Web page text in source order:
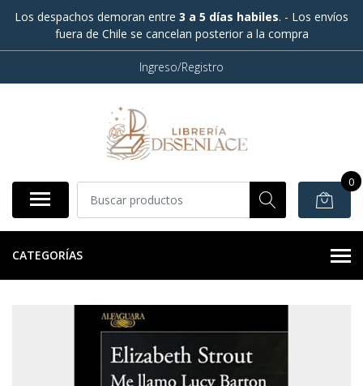
Los despachos demoran entre 3 a 5 días habiles. - Los envíos
fuera de Chile se cancelan posterior a la compra
Ingreso/Registro
0
CATEGORÍAS